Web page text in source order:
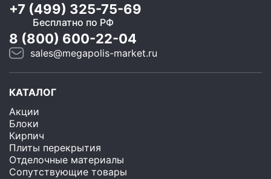
+7 (499) 325-75-69
Бесплатно по РФ
8 (800) 600-22-04
sales@megapolis-market.ru
КАТАЛОГ
Акции
Блоки
Кирпич
Плиты перекрытия
Отделочные материалы
Сопутствующие товары